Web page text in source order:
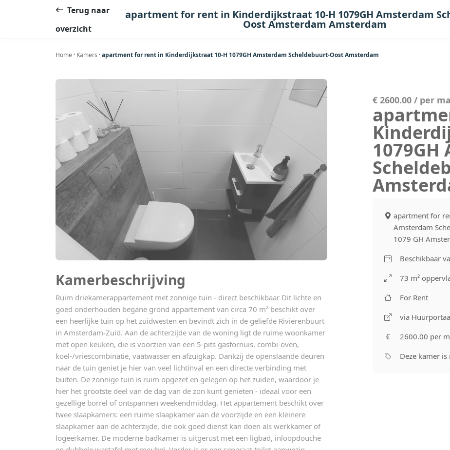
Terug naar
overzicht
apartment for rent in Kinderdijkstraat 10-H 1079GH Amsterdam
Oost Amsterdam Amsterdam
Home · Kamers ·apartment for rent in Kinderdijkstraat 10-H 1079GH Amsterdam Scheldebuurt-Oost Amsterdam
Kamerbeschrijving
Ruim driekamerappartement met zonnige tuin - direct beschikbaar Dit lichte en
goed onderhouden begane grond appartement van circa 70 m² beschikt over
een heerlijke tuin op het zuidwesten en bevindt zich in de geliefde Rivierenbuurt
in Amsterdam-Zuid. Aan de achterzijde van de woning ligt de ruime woonkamer
met open keuken, die is voorzien van een 5-pits gasfornuis, combi-oven,
koel-/vriescombinatie, vaatwasser en afzuigkap. Dankzij de openslaande deuren
naar de tuin geniet je hier van veel lichtinval en een directe verbinding met
buiten. De zonnige tuin is ruim opgezet en gelegen op het zuiden, waardoor je
hier het grootste deel van de dag van de zon kunt genieten - ideaal voor een
gezellige borrel of ontspannen weekendmiddag. Het appartement beschikt over
twee slaapkamers: een ruime slaapkamer aan de voorzijde en een kleinere
slaapkamer aan de achterzijde, die ook goed dienst kan doen als werkkamer of
logeerkamer. De moderne badkamer is uitgerust met een ligbad, inloopdouche
€ 2600.00 / per
1079GH
apartment for
Amsterdam
1079 GH
Beschikbaar
73 m²
For Rent
via
2600.00 per
Deze kamer